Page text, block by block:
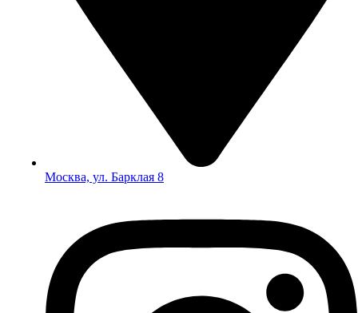
Москва, ул. Барклая 8